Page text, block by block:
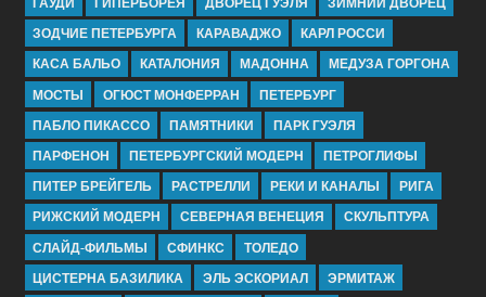
ЗОДЧИЕ ПЕТЕРБУРГА
КАРАВАДЖО
КАРЛ РОССИ
КАСА БАЛЬО
КАТАЛОНИЯ МАДОННА
МЕДУЗА ГОРГОНА
МОСТЫ
ОГЮСТ МОНФЕРРАН
ПЕТЕРБУРГ
ПАБЛО ПИКАССО
ПАМЯТНИКИ
ПАРК ГУЭЛЯ
ПАРФЕНОН
ПЕТЕРБУРГСКИЙ МОДЕРН
ПЕТРОГЛИФЫ
ПИТЕР БРЕЙГЕЛЬ
РАСТРЕЛЛИ РЕКИ И КАНАЛЫ
РИГА
РИЖСКИЙ МОДЕРН
СЕВЕРНАЯ ВЕНЕЦИЯ
СКУЛЬПТУРА
СЛАЙД-ФИЛЬМЫ
СФИНКС
ТОЛЕДО
ЦИСТЕРНА БАЗИЛИКА
ЭЛЬ ЭСКОРИАЛ ЭРМИТАЖ